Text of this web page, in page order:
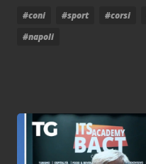
#coni #sport #corsi
#napoli